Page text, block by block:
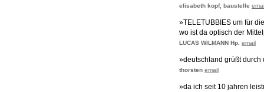
elisabeth kopf, baustelle
»TELETUBBIES um für
wo ist da optisch der
LUCAS WILMANN Hp. email
»deutschland grüßt
thorsten email
»da ich seit 10 jahren